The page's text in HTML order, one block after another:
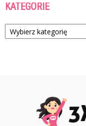
KATEGORIE
Kategorie